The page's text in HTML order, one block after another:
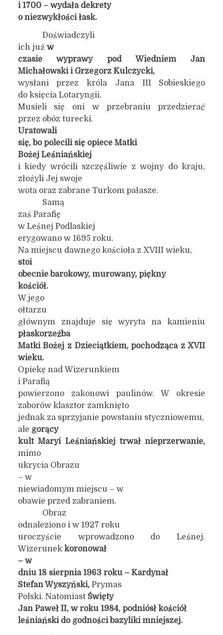
i 1700 – wydała dekrety
o niezwykłości łask.
Doświadczyli
ich już w
czasie wyprawy pod Wiedniem Jan
Michałowski i Grzegorz Kulczycki,
wysłani przez króla Jana III Sobieskiego
do księcia Lotaryngii.
Musieli się oni w przebraniu przedzierać
przez obóz turecki.
Uratowali
się, bo polecili się opiece Matki
Bożej Leśniańskiej
i kiedy wrócili szczęśliwie z wojny do kraju,
złożyli Jej swoje
wota oraz zabrane Turkom pałasze.
Samą
zaś Parafię
w Leśnej Podlaskiej
erygowano w 1695 roku.
Na miejscu dawnego kościoła z XVIII wieku,
stoi
obecnie barokowy, murowany, piękny
kościół.
W jego
ołtarzu
głównym znajduje się wyryta na kamieniu
płaskorzeźba
Matki Bożej z Dzieciątkiem, pochodząca z XVII
wieku.
Opiekę nad Wizerunkiem
i Parafią
powierzono zakonowi paulinów. W okresie
zaborów klasztor zamknięto
jednak za sprzyjanie powstaniu styczniowemu,
ale gorący
kult Maryi Leśniańskiej trwał nieprzerwanie,
mimo
ukrycia Obrazu
– w
niewiadomym miejscu – w
obawie przed zabraniem.
Obraz
odnaleziono i w 1927 roku
uroczyście wprowadzono do Leśnej.
Wizerunek koronował
– w
dniu 18 sierpnia 1963 roku – Kardynał
Stefan Wyszyński, Prymas
Polski. Natomiast Święty
Jan Paweł II, w roku 1984, podniósł kościół
leśniański do godności bazyliki mniejszej.